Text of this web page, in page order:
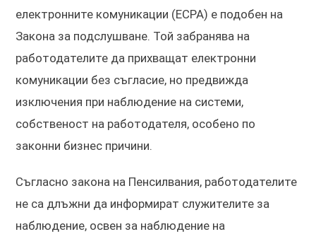
електронните комуникации (ECPA) е подобен на
Закона за подслушване. Той забранява на
работодателите да прихващат електронни
комуникации без съгласие, но предвижда
изключения при наблюдение на системи,
собственост на работодателя, особено по
законни бизнес причини.
Съгласно закона на Пенсилвания, работодателите
не са длъжни да информират служителите за
наблюдение, освен за наблюдение на